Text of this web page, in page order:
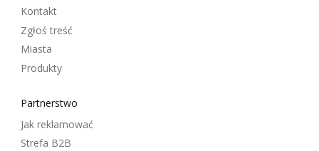
Kontakt
Zgłoś treść
Miasta
Produkty
Partnerstwo
Jak reklamować
Strefa B2B